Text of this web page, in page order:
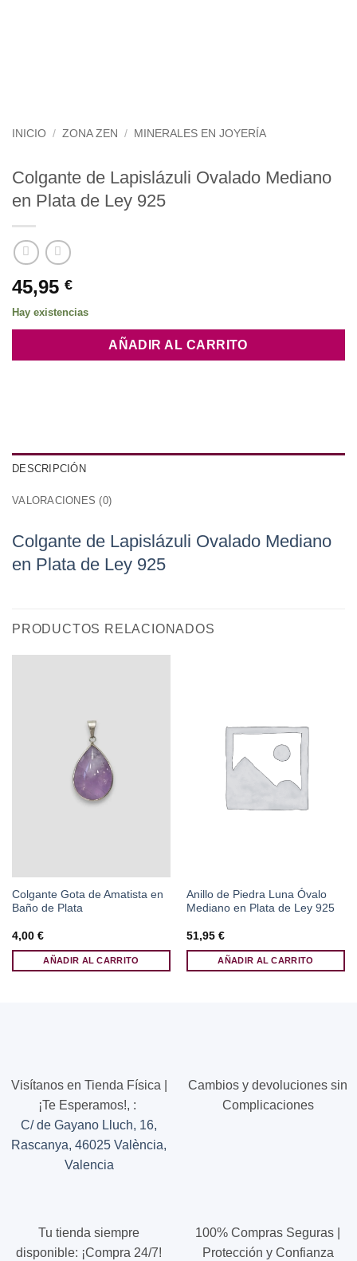
INICIO / ZONA ZEN / MINERALES EN JOYERÍA
Colgante de Lapislázuli Ovalado Mediano
en Plata de Ley 925
45,95 €
Hay existencias
AÑADIR AL CARRITO
DESCRIPCIÓN
VALORACIONES (0)
Colgante de Lapislázuli Ovalado Mediano
en Plata de Ley 925
PRODUCTOS RELACIONADOS
Colgante Gota de Amatista en
Baño de Plata
4,00 €
AÑADIR AL CARRITO
Anillo de Piedra Luna Óvalo
Mediano en Plata de Ley 925
51,95 €
AÑADIR AL CARRITO
Visítanos en Tienda Física |
¡Te Esperamos!, :
C/ de Gayano Lluch, 16,
Rascanya, 46025 València,
Valencia
Cambios y devoluciones sin
Complicaciones
Tu tienda siempre
disponible: ¡Compra 24/7!
100% Compras Seguras |
Protección y Confianza